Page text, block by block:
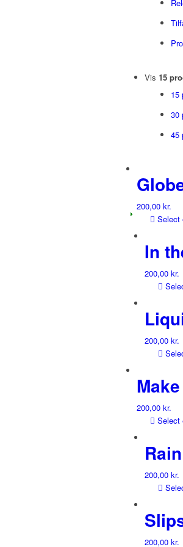
Vis 15
15
30
45
200,00 kr.
Select
In
200,00 kr.
200,00 kr.
200,00 kr.
Select
200,00 kr.
200,00 kr.